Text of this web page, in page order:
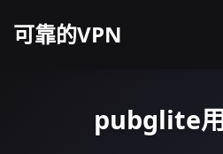
可靠的VPN
pubglite